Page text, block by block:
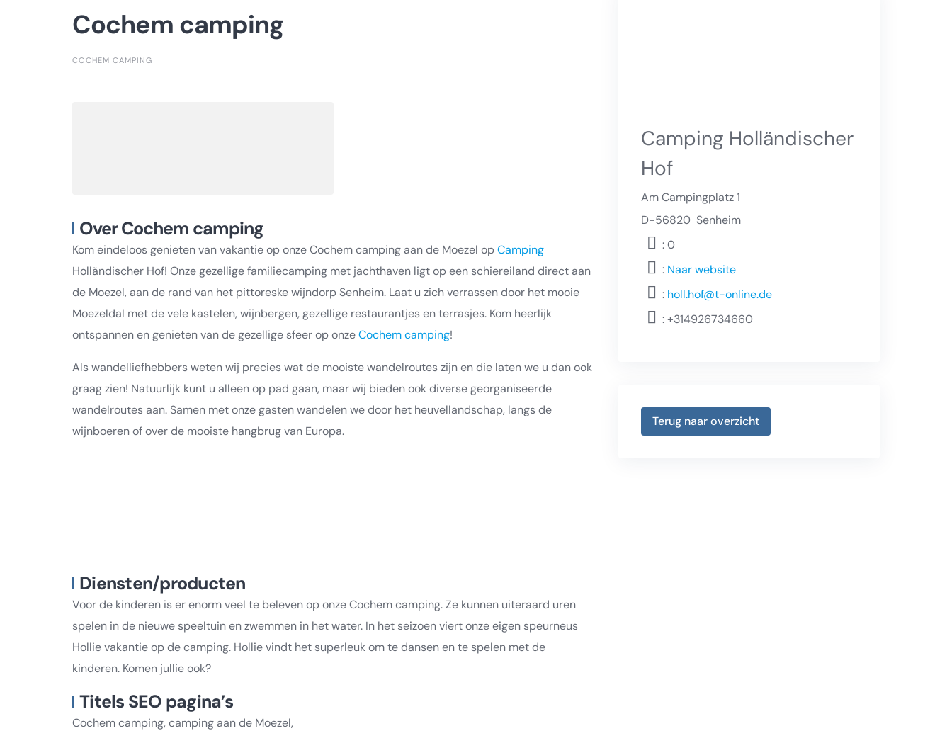
Cochem camping
COCHEM CAMPING
Over Cochem camping
Kom eindeloos genieten van vakantie op onze Cochem camping aan de Moezel opCamping
Holländischer Hof! Onze gezellige familiecamping met jachthaven ligt op een schiereiland direct aan
de Moezel, aan de rand van het pittoreske wijndorp Senheim. Laat u zich verrassen door het mooie
Moezeldal met de vele kastelen, wijnbergen, gezellige restaurantjes en terrasjes. Kom heerlijk
ontspannen en genieten van de gezellige sfeer op onzeCochem camping!
Als wandelliefhebbers weten wij precies wat de mooiste wandelroutes zijn en die laten we u dan ook
graag zien! Natuurlijk kunt u alleen op pad gaan, maar wij bieden ook diverse georganiseerde
wandelroutes aan. Samen met onze gasten wandelen we door het heuvellandschap, langs de
wijnboeren of over de mooiste hangbrug van Europa.
Diensten/producten
Voor de kinderen is er enorm veel te beleven op onze Cochem camping. Ze kunnen uiteraard uren
spelen in de nieuwe speeltuin en zwemmen in het water. In het seizoen viert onze eigen speurneus
Hollie vakantie op de camping. Hollie vindt het superleuk om te dansen en te spelen met de
kinderen. Komen jullie ook?
Titels SEO pagina’s
Cochem camping, camping aan de Moezel,
Camping Holländischer
Hof
Am Campingplatz 1
D-56820 Senheim
: 0
:Naar website
: holl.hof@t-online.de
:+314926734660
Terug naar overzicht